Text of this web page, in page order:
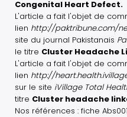
Congenital Heart Defect.
L'article a fait l'objet de
lien http://paktribune.com/
site du journal Pakistanais
le titre Cluster Headache
L'article a fait l'objet de
lien http://
sur le site iVillage Total
titre Cluster headache
Nos références : fiche